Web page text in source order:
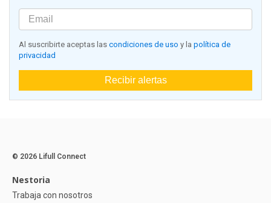
Al suscribirte aceptas las condiciones de uso y la política de
privacidad
Recibir alertas
© 2026 Lifull Connect
Nestoria
Trabaja con nosotros